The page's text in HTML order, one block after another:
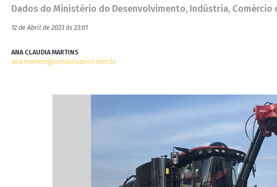
Dados do Ministério do Desenvolvimento, Indústria,
12 de Abril de 2023 às 23:01
ANA CLAUDIA MARTINS
ana.martins@jornalcruzeiro.com.br